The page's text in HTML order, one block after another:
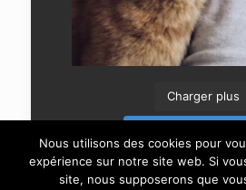
Charger plus
Nous utilisons des cookies pour
expérience sur notre site web. Si
site, nous supposerons que